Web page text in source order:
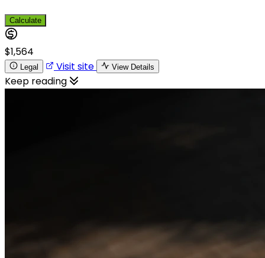
Calculate
$1,564
Legal Visit site View Details
Keep reading